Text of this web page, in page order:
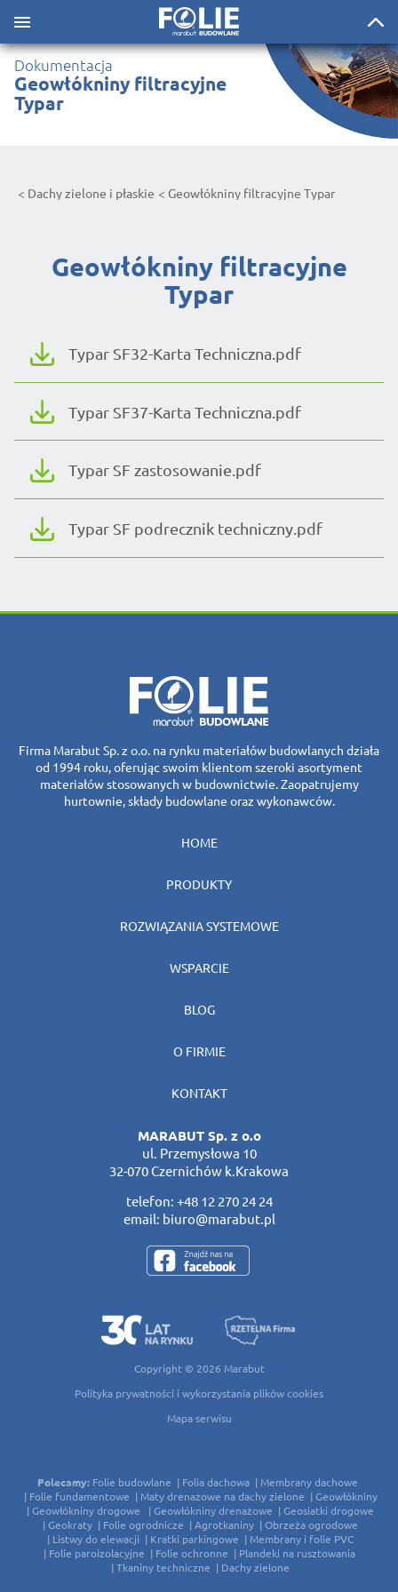
Dokumentacja
Geowłókniny filtracyjne
Typar
Dachy zielone i płaskie Geowłókniny filtracyjne Typar
Geowłókniny filtracyjne
Typar
Typar SF32-Karta Techniczna.pdf
Typar SF37-Karta Techniczna.pdf
Typar SF zastosowanie.pdf
Typar SF podrecznik techniczny.pdf
Firma Marabut Sp. z o.o. na rynku materiałów budowlanych działa
od 1994 roku, oferując swoim klientom szeroki asortyment
materiałów stosowanych w budownictwie. Zaopatrujemy
hurtownie, składy budowlane oraz wykonawców.
HOME
PRODUKTY
ROZWIĄZANIA SYSTEMOWE
WSPARCIE
BLOG
O FIRMIE
KONTAKT
MARABUT Sp. z o.o
ul. Przemysłowa 10
32-070 Czernichów k.Krakowa
telefon: +48 12 270 24 24
email: biuro@marabut.pl
Copyright © 2026 Marabut
Polityka prywatności i wykorzystania plików cookies
Mapa serwisu
Polecamy: Folie budowlane Folia dachowa
Membrany dachowe
Folie fundamentowe
Maty drenażowe na dachy zielone
Geowłókniny
Geowłókniny drogowe
Geowłókniny drenażowe
Geosiatki drogowe
Geokraty
Folie ogrodnicze Agrotkaniny
Obrzeża ogrodowe
Listwy do elewacji
Kratki parkingowe
Membrany i folie PVC
Folie paroizolacyjne
Folie ochronne
Plandeki na rusztowania
Tkaniny techniczne
Dachy zielone